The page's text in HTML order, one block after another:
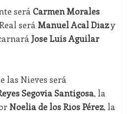
será Carmen Morales
será Manuel Acal Díazy
Jose Luis Aguilar
las Nieves será
Segovia Santigosa, la
Noelia de los Ríos Pérez, la